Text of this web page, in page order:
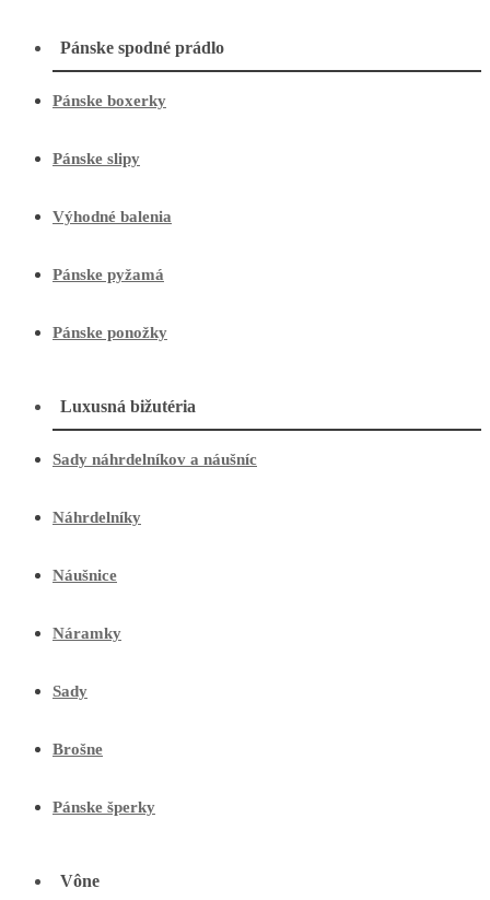
Pánske spodné prádlo
Pánske boxerky
Pánske slipy
Výhodné balenia
Pánske pyžamá
Pánske ponožky
Luxusná bižutéria
Sady náhrdelníkov a náušníc
Náhrdelníky
Náušnice
Náramky
Sady
Brošne
Pánske šperky
Vône